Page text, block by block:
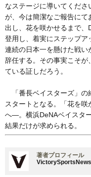
なステージに導いてくだ
が、今は簡潔なご報告にて
出し、花を咲かせるまで
登用し、着実にステップ
連続の日本一を懸けた戦
辞任する。その事実こそが
ている証しだろう。
「番長ベイスターズ」の
スタートとなる。「花を
へ―。横浜DeNAベイスタ
結果だけが求められる。
著者プロフィール